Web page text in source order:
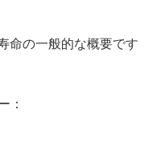
命の一般的な概要です
：